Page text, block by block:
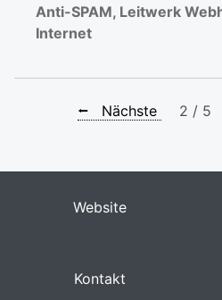
Anti-SPAM, Leitwerk
Internet
⭠ Nächste 2 /
Website
Kontakt